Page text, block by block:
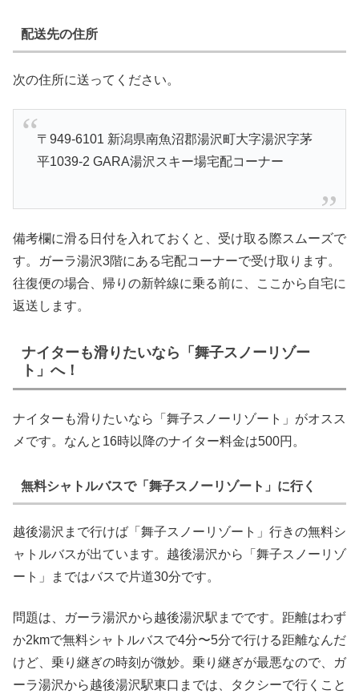
配送先の住所
次の住所に送ってください。
〒949-6101 新潟県南魚沼郡湯沢町大字湯沢字茅
平1039-2 GARA湯沢スキー場宅配コーナー
備考欄に滑る日付を入れておくと、受け取る際スムーズで
す。ガーラ湯沢3階にある宅配コーナーで受け取ります。
往復便の場合、帰りの新幹線に乗る前に、ここから自宅に
返送します。
ナイターも滑りたいなら「舞子スノーリゾー
ト」へ！
ナイターも滑りたいなら「舞子スノーリゾート」がオスス
メです。なんと16時以降のナイター料金は500円。
無料シャトルバスで「舞子スノーリゾート」に行く
越後湯沢まで行けば「舞子スノーリゾート」行きの無料シ
ャトルバスが出ています。越後湯沢から「舞子スノーリゾ
ート」まではバスで片道30分です。
問題は、ガーラ湯沢から越後湯沢駅までです。距離はわず
か2kmで無料シャトルバスで4分〜5分で行ける距離なんだ
けど、乗り継ぎの時刻が微妙。乗り継ぎが最悪なので、ガ
ーラ湯沢から越後湯沢駅東口までは、タクシーで行くこと